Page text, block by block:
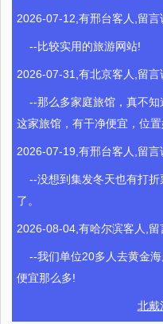
2026-07-12,有邢台客人,留言
--比较实用的旅游网站!
2026-07-31,有北京客人,留言
--那么多家庭旅馆，真不知
这家旅馆，有干净便宜，位置
2026-07-19,有邢台客人,留言
--没想到集发冬天也有打折
了。
2026-08-04,有哈尔滨客人,留
--我们单位20多人去黄金海
便宜那么多!
北戴